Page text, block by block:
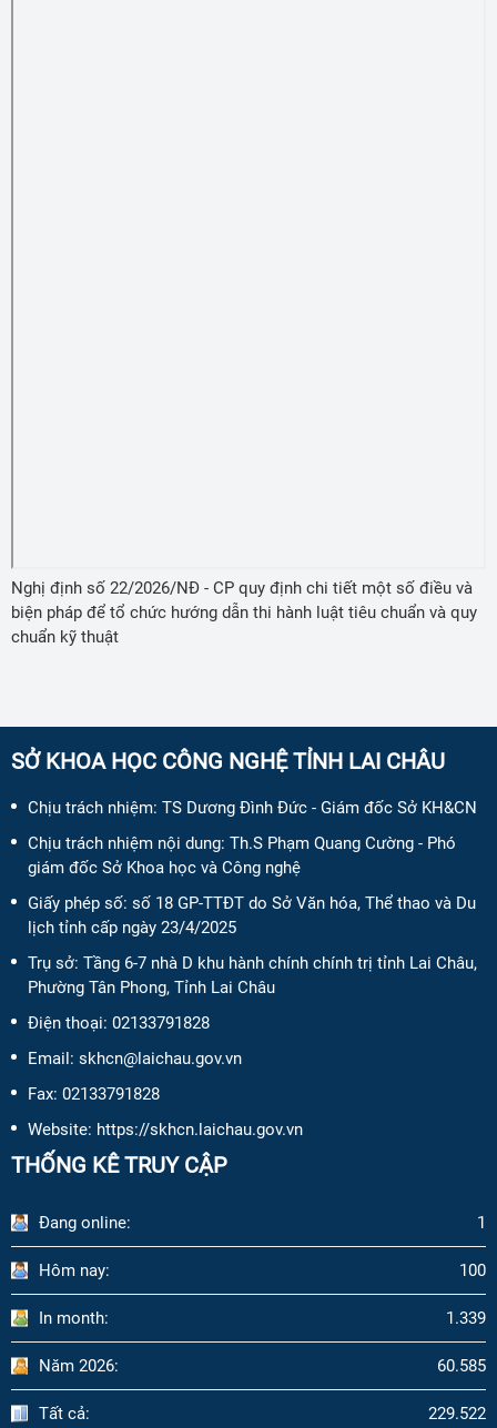
Nghị định số 22/2026/NĐ - CP quy định chi tiết một số điều và
biện pháp để tổ chức hướng dẫn thi hành luật tiêu chuẩn và quy
chuẩn kỹ thuật
SỞ KHOA HỌC CÔNG NGHỆ TỈNH LAI CHÂU
Chịu trách nhiệm: TS Dương Đình Đức - Giám đốc Sở KH&CN
Chịu trách nhiệm nội dung: Th.S Phạm Quang Cường - Phó
giám đốc Sở Khoa học và Công nghệ
Giấy phép số: số 18 GP-TTĐT do Sở Văn hóa, Thể thao và Du
lịch tỉnh cấp ngày 23/4/2025
Trụ sở: Tầng 6-7 nhà D khu hành chính chính trị tỉnh Lai Châu,
Phường Tân Phong, Tỉnh Lai Châu
Điện thoại: 02133791828
Email: skhcn@laichau.gov.vn
Fax: 02133791828
Website: https://skhcn.laichau.gov.vn
THỐNG KÊ TRUY CẬP
Đang online: 1
Hôm nay: 100
In month: 1.339
Năm 2026: 60.585
Tất cả: 229.522